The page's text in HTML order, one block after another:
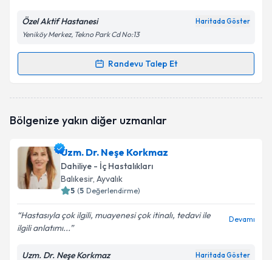
Özel Aktif Hastanesi Haritada Göster
Yeniköy Merkez, Tekno Park Cd No:13
Randevu Talep Et
Randevu Takvimi Talebi
oluşturun. Size bu uzmandan randevu almanız için bir
E-posta Adresiniz
Kişisel verilerimin işlenmesine ilişkinAydınlatma
Metni
Bölgenize yakın diğer uzmanlar
Uzm. Dr. Neşe Korkmaz
Dahiliye - İç Hastalıkları
Balıkesir, Ayvalık
5 (5 Değerlendirme)
Hastasıyla çok ilgili, muayenesi çok itinalı, tedavi ile
ilgili anlatımı...
Devamı
Uzm. Dr. Neşe Korkmaz Haritada Göster